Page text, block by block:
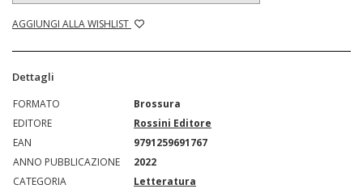
AGGIUNGI ALLA WISHLIST
Dettagli
FORMATO
Brossura
EDITORE
Rossini Editore
EAN
9791259691767
ANNO PUBBLICAZIONE
2022
CATEGORIA
Letteratura